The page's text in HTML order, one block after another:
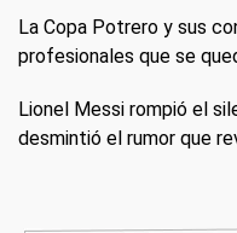
La Copa Potrero y sus
profesionales que se
Lionel Messi rompió el
desmintió el rumor que